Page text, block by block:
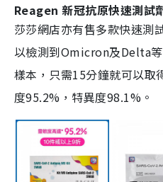
Reagen 新冠抗原快速測試
莎莎網店亦有售多款快速測
以檢測到Omicron及Delta
樣本，只需15分鐘就可以取
度95.2%，特異度98.1%。